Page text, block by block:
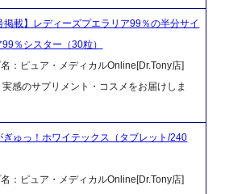
掲載】レディーズプエラリア99％の半分サイ
％シスター（30粒）
：ピュア・メディカルOnline[Dr.Tony店]
感のサプリメント・コスメをお届けしま
ゅっ！ホワイテックス（タブレット/240
：ピュア・メディカルOnline[Dr.Tony店]